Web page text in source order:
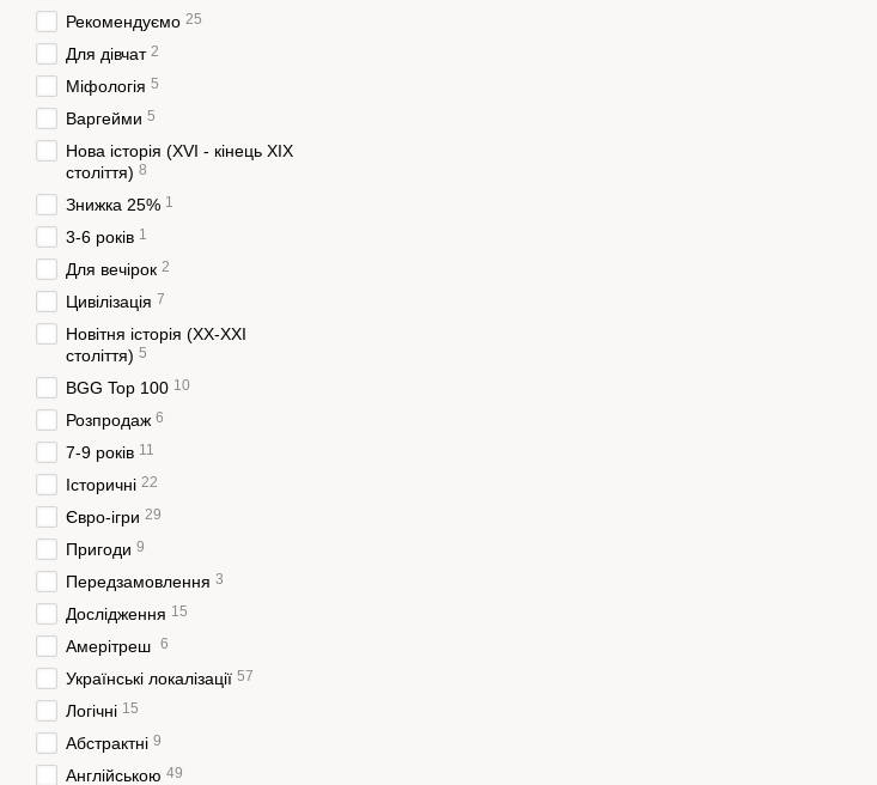
Рекомендуємо 25
Для дівчат 2
Міфологія 5
Варгейми 5
Нова історія (XVI - кінець XIX
століття) 8
Знижка 25% 1
3-6 років 1
Для вечірок 2
Цивілізація 7
Новітня історія (XX-XXI
століття) 5
BGG Top 100 10
Розпродаж 6
7-9 років 11
Історичні 22
Євро-ігри 29
Пригоди 9
Передзамовлення 3
Дослідження 15
Амерітреш 6
Українські локалізації 57
Логічні 15
Абстрактні 9
Англійською 49